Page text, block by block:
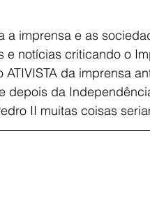
a imprensa e as
notícias criticando o
da imprensa
depois da
II muitas coisas